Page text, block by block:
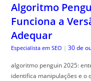
Algoritmo
Funciona a
Adequar
Especialista em SEO | 30 de
algoritmo penguin 2025:
identifica manipulações e o